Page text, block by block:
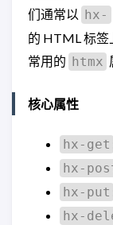
们通常以 hx-
的 HTML 标签
常用的 htmx
核心属性
hx-get
hx-
hx-put
hx-